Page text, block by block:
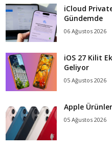
iCloud Private
Gündemde
06 Ağustos 2026
iOS 27 Kilit
Geliyor
05 Ağustos 2026
Apple
05 Ağustos 2026